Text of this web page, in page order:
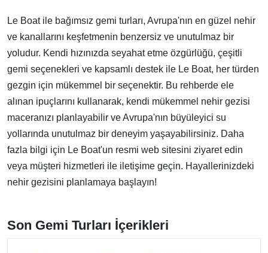
Le Boat ile bağımsız gemi turları, Avrupa'nın en güzel nehir
ve kanallarını keşfetmenin benzersiz ve unutulmaz bir
yoludur. Kendi hızınızda seyahat etme özgürlüğü, çeşitli
gemi seçenekleri ve kapsamlı destek ile Le Boat, her türden
gezgin için mükemmel bir seçenektir. Bu rehberde ele
alınan ipuçlarını kullanarak, kendi mükemmel nehir gezisi
maceranızı planlayabilir ve Avrupa'nın büyüleyici su
yollarında unutulmaz bir deneyim yaşayabilirsiniz. Daha
fazla bilgi için Le Boat'un resmi web sitesini ziyaret edin
veya müşteri hizmetleri ile iletişime geçin. Hayallerinizdeki
nehir gezisini planlamaya başlayın!
Son Gemi Turları İçerikleri